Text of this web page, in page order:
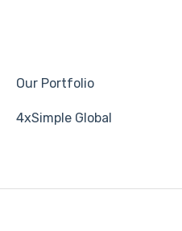
Our Portfolio
4xSimple Global